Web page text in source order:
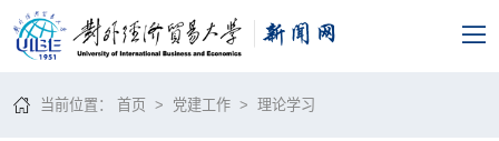
当前位置：首页 > 党建工作 >理论学习